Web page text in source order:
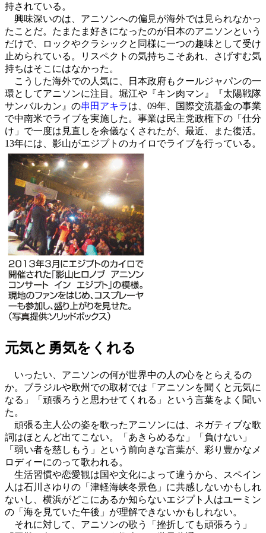
持されている。
興味深いのは、アニソンへの偏見が海外では見られなかっ
たことだ。たまたま好きになったのが日本のアニソンという
だけで、ロックやクラシックと同様に一つの趣味として受け
止められている。リスペクトの気持ちこそあれ、さげすむ気
持ちはそこにはなかった。
こうした海外での人気に、日本政府もクールジャパンの一
環としてアニソンに注目。堀江や『キン肉マン』『太陽戦隊
サンバルカン』の串田アキラは、09年、国際交流基金の事業
で中南米でライブを実施した。事業は民主党政権下の「仕分
け」で一度は見直しを余儀なくされたが、最近、また復活。
13年には、影山がエジプトのカイロでライブを行っている。
元気と勇気をくれる
いったい、アニソンの何が世界中の人の心をとらえるの
か。ブラジルや欧州での取材では「アニソンを聞くと元気に
なる」「頑張ろうと思わせてくれる」という言葉をよく聞い
た。
頑張る主人公の姿を歌ったアニソンには、ネガティブな歌
詞はほとんど出てこない。「あきらめるな」「負けない」
「弱い者を慈しもう」という前向きな言葉が、彩り豊かなメ
ロディーにのって歌われる。
生活習慣や恋愛観は国や文化によって違うから、スペイン
人は石川さゆりの「津軽海峡冬景色」に共感しないかもしれ
ないし、横浜がどこにあるか知らないエジプト人はユーミン
の「海を見ていた午後」が理解できないかもしれない。
それに対して、アニソンの歌う「挫折しても頑張ろう」